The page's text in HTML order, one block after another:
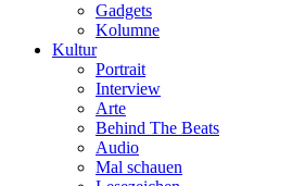
Gadgets
Kolumne
Kultur
Portrait
Interview
Arte
Behind The Beats
Audio
Mal schauen